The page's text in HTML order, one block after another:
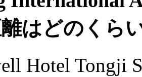
はどのくら
Hotel Tongji